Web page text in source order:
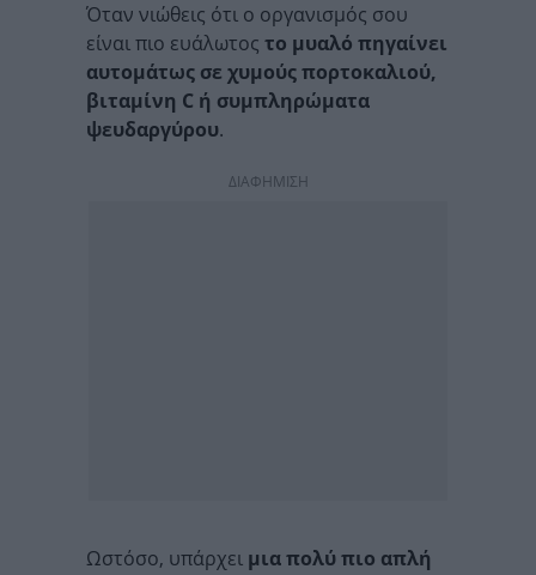
Όταν νιώθεις ότι ο οργανισμός σου
είναι πιο ευάλωτος το μυαλό πηγαίνει
αυτομάτως σε χυμούς πορτοκαλιού,
βιταμίνη C ή συμπληρώματα
ψευδαργύρου.
ΔΙΑΦΗΜΙΣΗ
Ωστόσο, υπάρχει μια πολύ πιο απλή